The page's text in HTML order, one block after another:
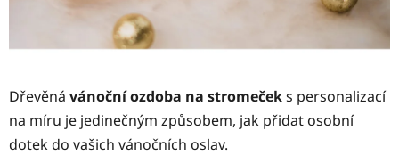
Dřevěná vánoční ozdoba na stromečeks personalizací
na míru je jedinečným způsobem, jak přidat osobní
dotek do vašich vánočních oslav.